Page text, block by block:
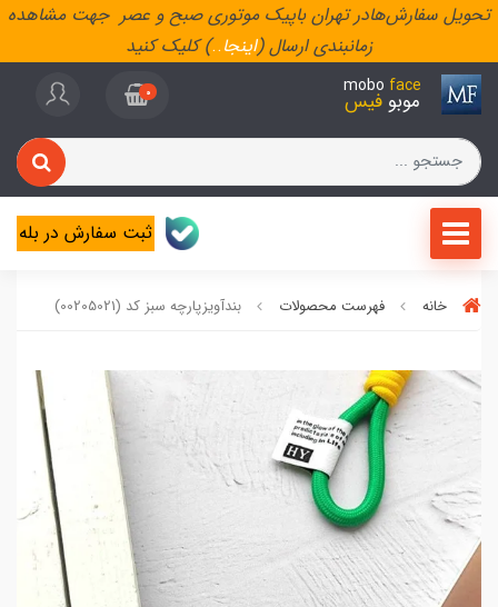
تحویل سفارش‌هادر تهران باپیک موتوری صبح و عصر جهت مشاهده
زمانبندی ارسال (اینجا..) کلیک کنید
mobo face
موبو فیس 0
ثبت سفارش در بله
خانه فهرست محصولات بندآویزپارچه سبز کد (00205021)